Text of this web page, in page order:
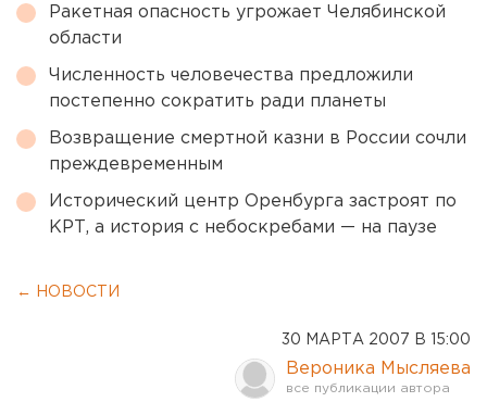
Ракетная опасность угрожает Челябинской
области
Численность человечества предложили
постепенно сократить ради планеты
Возвращение смертной казни в России сочли
преждевременным
Исторический центр Оренбурга застроят по
КРТ, а история с небоскребами — на паузе
← НОВОСТИ
30 МАРТА 2007 В 15:00
Вероника Мысляева